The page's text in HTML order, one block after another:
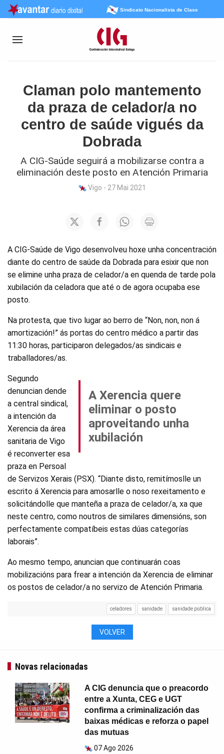
Sindicato Nacionalista de Clase
Claman polo mantemento
da praza de celador/a no
centro de saúde vigués da
Dobrada
A CIG-Saúde seguirá a mobilizarse contra a
eliminación deste posto en Atención Primaria
Vigo - 27 Mai 2021
A CIG-Saúde de Vigo desenvolveu hoxe unha concentración
diante do centro de saúde da Dobrada para esixir que non
se elimine unha praza de celador/a en quenda de tarde pola
xubilación da celadora que até o de agora ocupaba ese
posto.
Na protesta, que tivo lugar ao berro de “Non, non, non á
amortización!” ás portas do centro médico a partir das
11:30 horas, participaron delegados/as sindicais e
traballadores/as.
A Xerencia quere
eliminar o posto
aproveitando unha
xubilación
Segundo
denuncian dende
a central sindical,
a intención da
Xerencia da área
sanitaria de Vigo
é reconverter esa
praza en Persoal
de Servizos Xerais (PSX). “Diante disto, remitímoslle un
escrito á Xerencia para amosarlle o noso rexeitamento e
solicitándolle que manteña a praza de celador/a, xa que
neste centro, como noutros de similares dimensións, son
perfectamente compatíbeis estas dúas categorías
laborais”.
Ao mesmo tempo, anuncian que continuarán coas
mobilizacións para frear a intención da Xerencia de eliminar
os postos de celador/a no servizo de Atención Primaria.
celadores sanidade sanidade pública
VOLVER
Novas relacionadas
A CIG denuncia que o preacordo
entre a Xunta, CEG e UGT
confirma a criminalización das
baixas médicas e reforza o papel
das mutuas
07 Ago 2026